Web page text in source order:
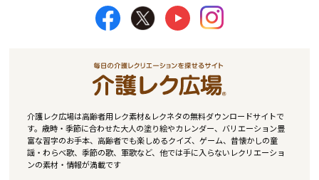
介護レク広場は高齢者用レク素材&レクネタの無料ダウンロードサイトで
す。歳時・季節に合わせた大人の塗り絵やカレンダー、バリエーション豊
富な習字のお手本、高齢者でも楽しめるクイズ、ゲーム、昔懐かしの童
謡・わらべ歌、季節の歌、軍歌など、他では手に入らないレクリエーショ
ンの素材・情報が満載です